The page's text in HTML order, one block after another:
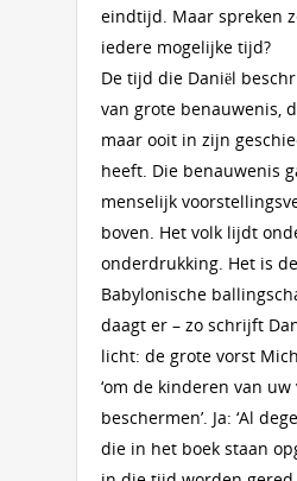
eindtijd. Maar spreken
iedere mogelijke tijd?
De tijd die Daniël
van grote benauwenis,
maar ooit in zijn
heeft. Die benauwenis
menselijk
boven. Het volk lijdt
onderdrukking. Het is
Babylonische
daagt er – zo schrijft
licht: de grote vorst
‘om de kinderen van uw
beschermen’. Ja: ‘Al
die in het boek staan